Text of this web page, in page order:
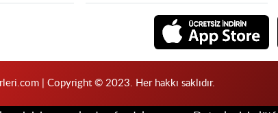
| Copyright © 2023. Her hakkı saklıdır.